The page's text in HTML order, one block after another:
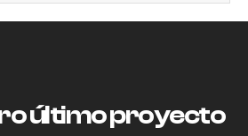
último proyecto